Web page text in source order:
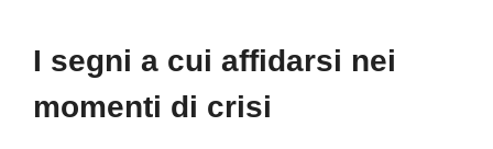
I segni a cui affidarsi nei
momenti di crisi